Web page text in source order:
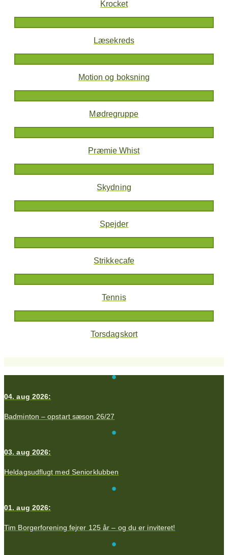
Krocket
Læsekreds
Motion og boksning
Mødregruppe
Præmie Whist
Skydning
Spejder
Strikkecafe
Tennis
Torsdagskort
04. aug 2026:
Badminton – opstart sæson 26/27
03. aug 2026:
Heldagsudflugt med Seniorklubben
01. aug 2026:
Tim Borgerforening fejrer 125 år – og du er inviteret!